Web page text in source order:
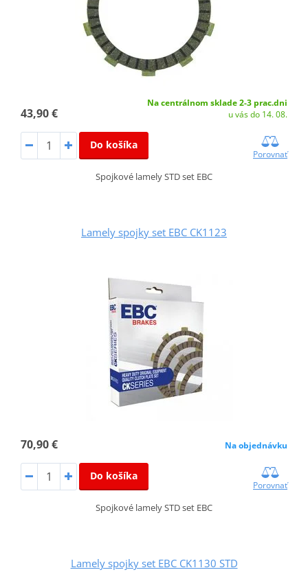
43,90 €
Na centrálnom sklade 2-3 prac.dni
u vás do 14. 08.
Do košíka
Porovnať
Spojkové lamely STD set EBC
Lamely spojky set EBC CK1123
70,90 € Na objednávku
Do košíka
Porovnať
Spojkové lamely STD set EBC
Lamely spojky set EBC CK1130 STD